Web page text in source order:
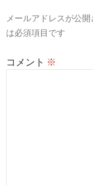
ン
メールアドレスが公
は必須項目です
コメント ※